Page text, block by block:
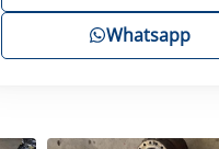
Whatsapp